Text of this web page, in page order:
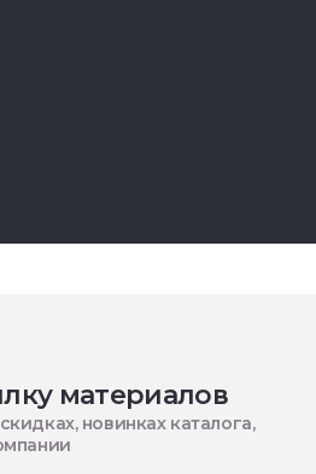
материалов
новинках каталога,